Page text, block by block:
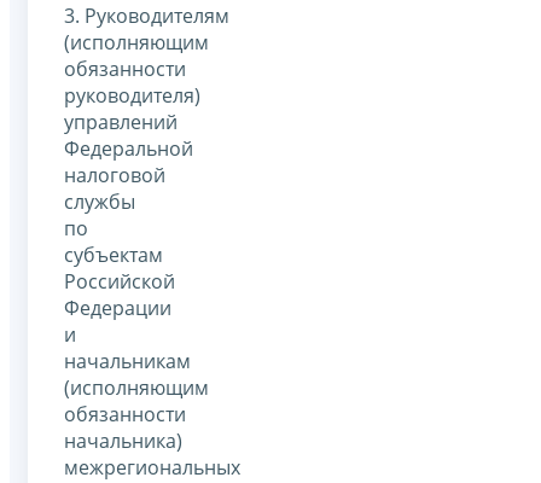
3. Руководителям
(исполняющим
обязанности
руководителя)
управлений
Федеральной
налоговой
службы
по
субъектам
Российской
Федерации
и
начальникам
(исполняющим
обязанности
начальника)
межрегиональных